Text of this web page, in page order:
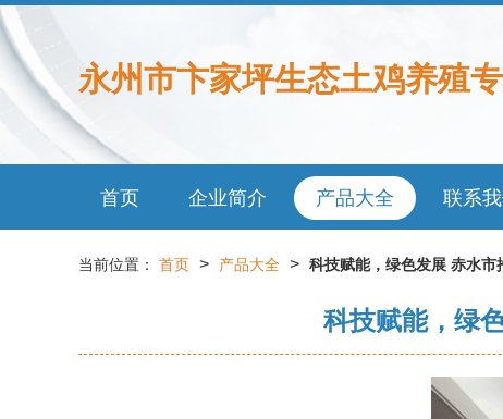
永州市卞家坪生态土鸡养殖
首页 企业简介 产品大全 联系
当前位置： 首页 > 产品大全 > 科技赋能，绿色发展 赤水
科技赋能，绿